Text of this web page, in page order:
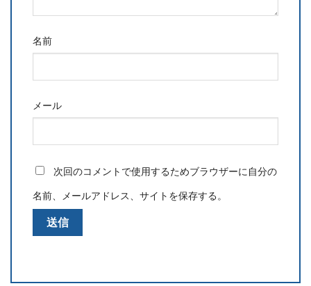
名前
メール
次回のコメントで使用するためブラウザーに自分の
名前、メールアドレス、サイトを保存する。